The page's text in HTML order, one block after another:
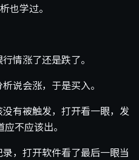
也学过。
情涨了还是跌了。
说会涨，于是买入。
有被触发，打开看一眼，发
不应该出。
，打开软件看了最后一眼当